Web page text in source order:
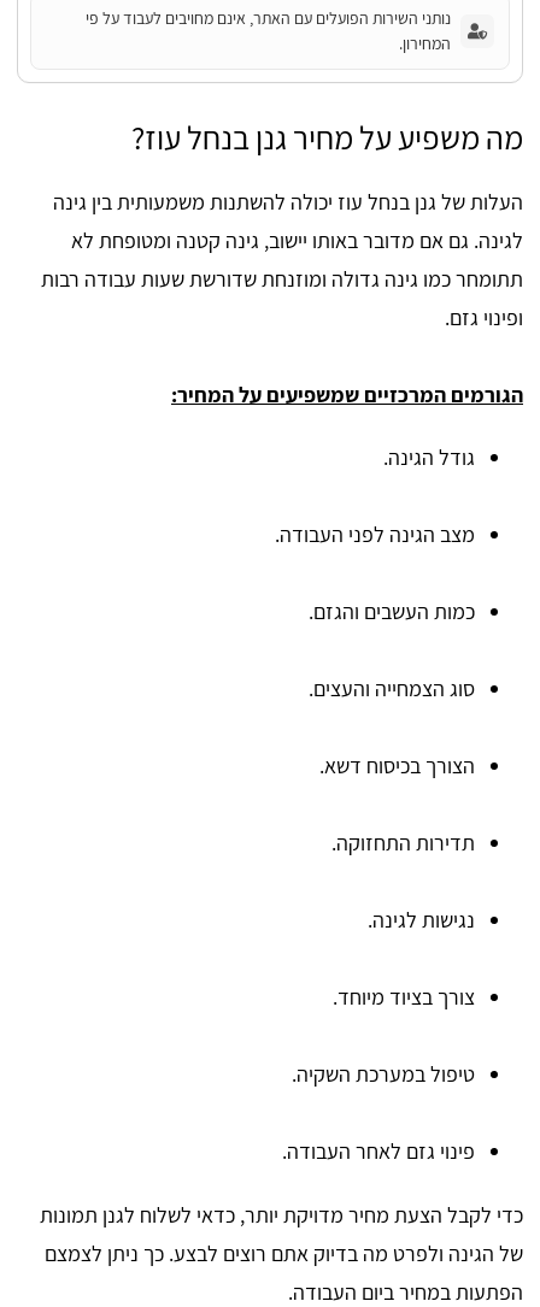
נותני השירות הפועלים עם האתר, אינם מחויבים לעבוד על פי
המחירון.
מה משפיע על מחיר גנן בנחל עוז?
העלות של גנן בנחל עוז יכולה להשתנות משמעותית בין גינה
לגינה. גם אם מדובר באותו יישוב, גינה קטנה ומטופחת לא
תתומחר כמו גינה גדולה ומוזנחת שדורשת שעות עבודה רבות
ופינוי גזם.
הגורמים המרכזיים שמשפיעים על המחיר:
גודל הגינה.
מצב הגינה לפני העבודה.
כמות העשבים והגזם.
סוג הצמחייה והעצים.
הצורך בכיסוח דשא.
תדירות התחזוקה.
נגישות לגינה.
צורך בציוד מיוחד.
טיפול במערכת השקיה.
פינוי גזם לאחר העבודה.
כדי לקבל הצעת מחיר מדויקת יותר, כדאי לשלוח לגנן תמונות
של הגינה ולפרט מה בדיוק אתם רוצים לבצע. כך ניתן לצמצם
הפתעות במחיר ביום העבודה.